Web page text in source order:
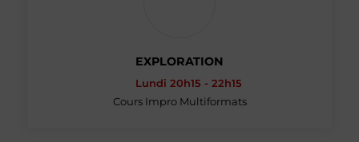
EXPLORATION
Lundi 20h15 - 22h15
Cours Impro Multiformats